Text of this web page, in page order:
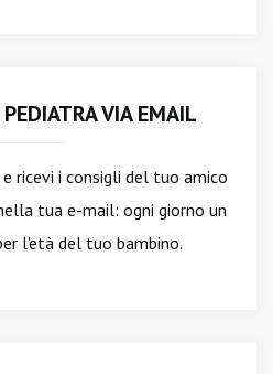
VIA EMAIL
ricevi i consigli del tuo amico
tua e-mail: ogni giorno un
l'età del tuo bambino.